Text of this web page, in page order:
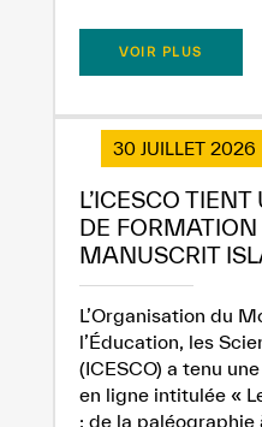
VOIR PLUS
30 JUILLET 2026
L’ICESCO
DE FORMATION
MANUSCRIT
L’Organisation du
l’Éducation, les
(ICESCO) a tenu
en ligne intitulée «
: de la paléographie